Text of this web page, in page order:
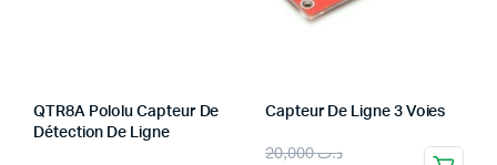
QTR8A Pololu Capteur De
Détection De Ligne
Capteur De Ligne 3 Voies
د.ت20,000
Original
Current